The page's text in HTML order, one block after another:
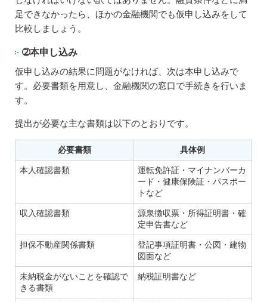
足できなかったら、ほかの金融機関でも仮申し込みをして
比較しましょう。
➁本申し込み
仮申し込みの結果に問題がなければ、次は本申し込みで
す。必要書類を用意し、金融機関の窓口で手続きを行いま
す。
提出が必要な主な書類は以下のとおりです。
必要書類 具体例
本人確認書類
運転免許証・マイナンバーカ
ード・健康保険証・パスポー
トなど
収入確認書類
源泉徴収票・所得証明書・確
定申告書など
担保不動産関係書類
登記事項証明書・公図・建物
図面など
未納税金がないことを確認で
きる書類
納税証明書など